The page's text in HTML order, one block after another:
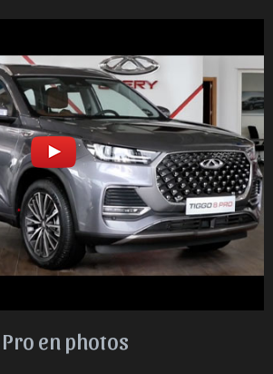
Pro en photos